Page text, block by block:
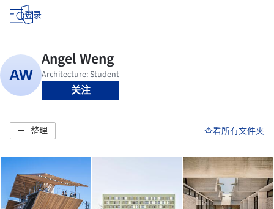
登录
关注
整理 查看所有文件夹